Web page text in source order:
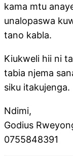
kama mtu
unalopaswa
tano kabla.
Kiukweli hii ni
tabia njema
siku itakujenga.
Ndimi,
Godius
0755848391